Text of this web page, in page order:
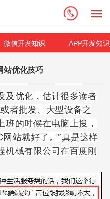
微信开发知识 APP开发知识
站优化技巧
及优化，估计很多读者
者批发、大型设备之
的时候在电脑上搜，
站就好了。”真是这样
机械有限公司在百度刚